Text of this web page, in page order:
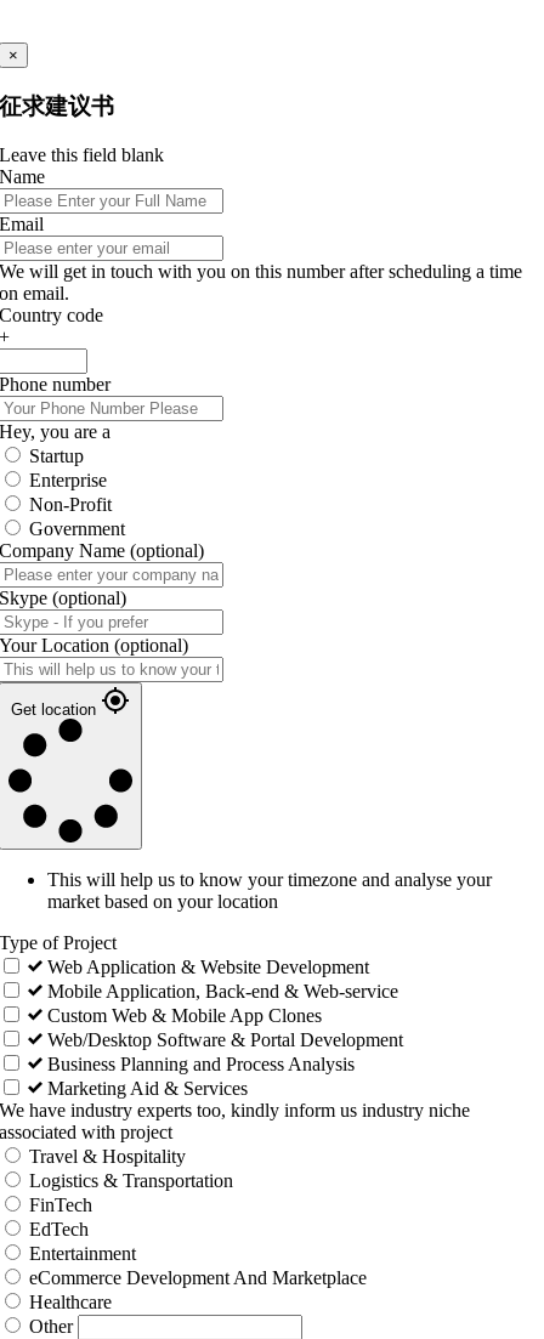
×
征求建议书
Leave this field blank
Name
Email
We will get in touch with you on this number after scheduling a time
on email.
Country code
+
Phone number
Hey, you are a
Startup
Enterprise
Non-Profit
Government
Company Name (optional)
Skype (optional)
Your Location (optional)
Get location
This will help us to know your timezone and analyse your
market based on your location
Type of Project
Web Application & Website Development
Mobile Application, Back-end & Web-service
Custom Web & Mobile App Clones
Web/Desktop Software & Portal Development
Business Planning and Process Analysis
Marketing Aid & Services
We have industry experts too, kindly inform us industry niche
associated with project
Travel & Hospitality
Logistics & Transportation
FinTech
EdTech
Entertainment
eCommerce Development And Marketplace
Healthcare
Other